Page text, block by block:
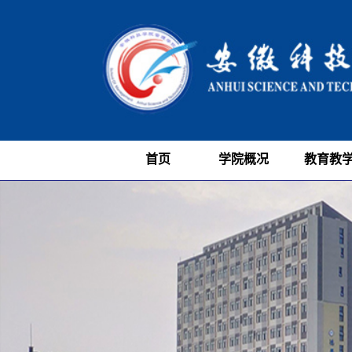
首页 学院概况 教育教